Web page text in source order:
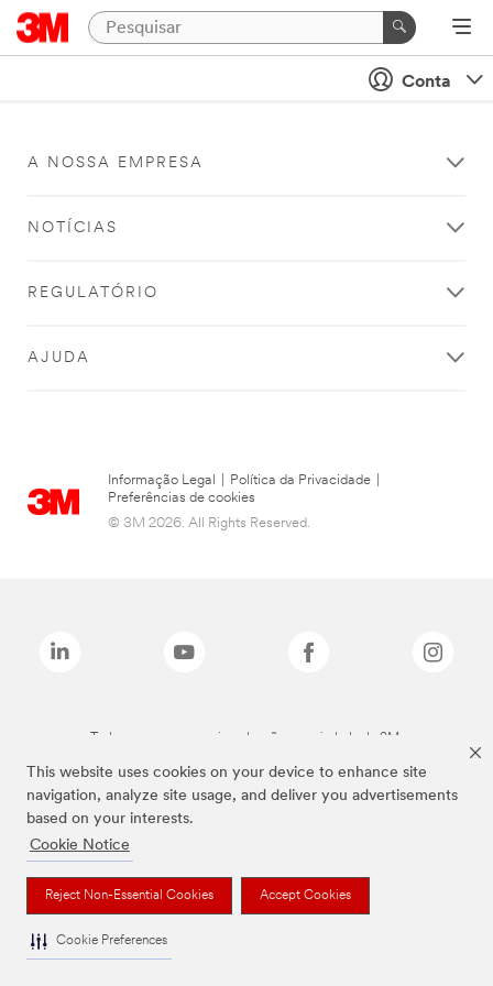
This website uses cookies on your device to enhance site
navigation, analyze site usage, and deliver you advertisements
based on your interests.
Cookie Notice
Reject Non-Essential Cookies Accept Cookies
Cookie Preferences
Conta
A NOSSA EMPRESA
NOTÍCIAS
REGULATÓRIO
AJUDA
Informação Legal Política da Privacidade
Preferências de cookies
© 3M 2026. All Rights Reserved.
Todas as marcas mencionadas são propriedade da 3M.